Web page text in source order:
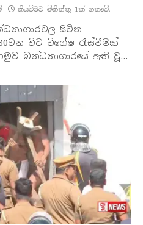
කියවීමට මිනිත්තු 1ක් ගතවේ.
සිටින
විට විශේෂ රැස්වීමක්
බන්ධනාගාරයේ ඇති වූ…